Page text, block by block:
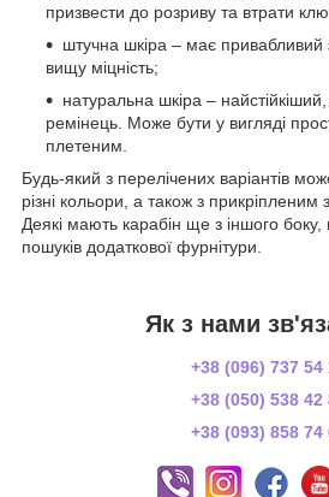
призвести до розриву та втрати
штучна шкіра – має привабливий
вищу міцність;
натуральна шкіра –
ремінець. Може бути у вигляді
плетеним.
Будь-який з перелічених варіантів
різні кольори, а також з прикріпленим
Деякі мають карабін ще з іншого
пошуків додаткової фурнітури.
Як з нами
+38 (096) 737 54
+38 (050) 538 42
+38 (093) 858 74